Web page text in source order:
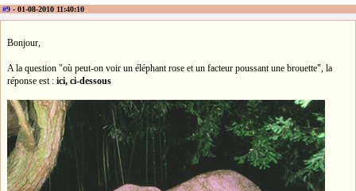
#9 - 01-08-2010 11:40:10
Bonjour,
A la question "où peut-on voir un éléphant rose et un facteur poussant une brouette", la
réponse est : ici, ci-dessous